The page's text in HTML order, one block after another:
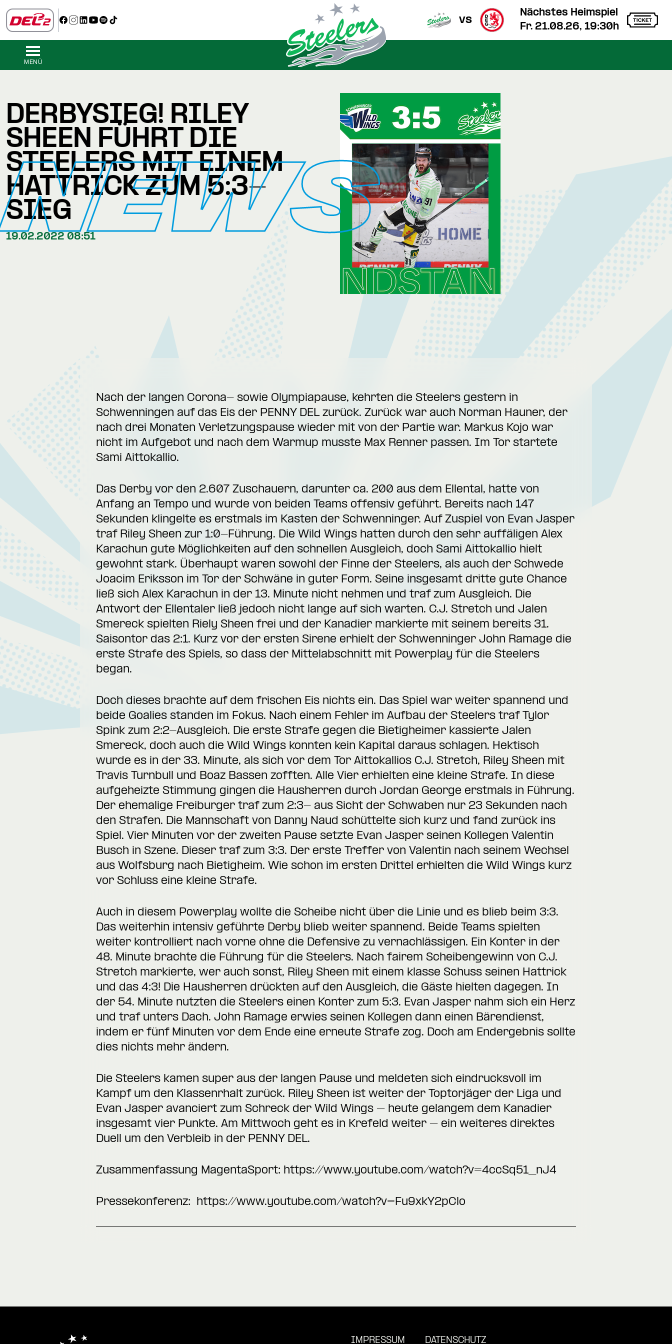
vs
Nächstes Heimspiel
Fr. 21.08.26, 19:30h
MENÜ
NEWS
DERBYSIEG! RILEY
SHEEN FÜHRT DIE
STEELERS MIT EINEM
HATTRICK ZUM 5:3-
SIEG
19.02.2022 08:51
Nach der langen Corona- sowie Olympiapause, kehrten die Steelers gestern in
Schwenningen auf das Eis der PENNY DEL zurück. Zurück war auch Norman Hauner, der
nach drei Monaten Verletzungspause wieder mit von der Partie war. Markus Kojo war
nicht im Aufgebot und nach dem Warmup musste Max Renner passen. Im Tor startete
Sami Aittokallio.
Das Derby vor den 2.607 Zuschauern, darunter ca. 200 aus dem Ellental, hatte von
Anfang an Tempo und wurde von beiden Teams offensiv geführt. Bereits nach 147
Sekunden klingelte es erstmals im Kasten der Schwenninger. Auf Zuspiel von Evan Jasper
traf Riley Sheen zur 1:0-Führung. Die Wild Wings hatten durch den sehr auffäligen Alex
Karachun gute Möglichkeiten auf den schnellen Ausgleich, doch Sami Aittokallio hielt
gewohnt stark. Überhaupt waren sowohl der Finne der Steelers, als auch der Schwede
Joacim Eriksson im Tor der Schwäne in guter Form. Seine insgesamt dritte gute Chance
ließ sich Alex Karachun in der 13. Minute nicht nehmen und traf zum Ausgleich. Die
Antwort der Ellentaler ließ jedoch nicht lange auf sich warten. C.J. Stretch und Jalen
Smereck spielten Riely Sheen frei und der Kanadier markierte mit seinem bereits 31.
Saisontor das 2:1. Kurz vor der ersten Sirene erhielt der Schwenninger John Ramage die
erste Strafe des Spiels, so dass der Mittelabschnitt mit Powerplay für die Steelers
began.
Doch dieses brachte auf dem frischen Eis nichts ein. Das Spiel war weiter spannend und
beide Goalies standen im Fokus. Nach einem Fehler im Aufbau der Steelers traf Tylor
Spink zum 2:2-Ausgleich. Die erste Strafe gegen die Bietigheimer kassierte Jalen
Smereck, doch auch die Wild Wings konnten kein Kapital daraus schlagen. Hektisch
wurde es in der 33. Minute, als sich vor dem Tor Aittokallios C.J. Stretch, Riley Sheen mit
Travis Turnbull und Boaz Bassen zofften. Alle Vier erhielten eine kleine Strafe. In diese
aufgeheizte Stimmung gingen die Hausherren durch Jordan George erstmals in Führung.
Der ehemalige Freiburger traf zum 2:3- aus Sicht der Schwaben nur 23 Sekunden nach
den Strafen. Die Mannschaft von Danny Naud schüttelte sich kurz und fand zurück ins
Spiel. Vier Minuten vor der zweiten Pause setzte Evan Jasper seinen Kollegen Valentin
Busch in Szene. Dieser traf zum 3:3. Der erste Treffer von Valentin nach seinem Wechsel
aus Wolfsburg nach Bietigheim. Wie schon im ersten Drittel erhielten die Wild Wings kurz
vor Schluss eine kleine Strafe.
Auch in diesem Powerplay wollte die Scheibe nicht über die Linie und es blieb beim 3:3.
Das weiterhin intensiv geführte Derby blieb weiter spannend. Beide Teams spielten
weiter kontrolliert nach vorne ohne die Defensive zu vernachlässigen. Ein Konter in der
48. Minute brachte die Führung für die Steelers. Nach fairem Scheibengewinn von C.J.
Stretch markierte, wer auch sonst, Riley Sheen mit einem klasse Schuss seinen Hattrick
und das 4:3! Die Hausherren drückten auf den Ausgleich, die Gäste hielten dagegen. In
der 54. Minute nutzten die Steelers einen Konter zum 5:3. Evan Jasper nahm sich ein Herz
und traf unters Dach. John Ramage erwies seinen Kollegen dann einen Bärendienst,
indem er fünf Minuten vor dem Ende eine erneute Strafe zog. Doch am Endergebnis sollte
dies nichts mehr ändern.
Die Steelers kamen super aus der langen Pause und meldeten sich eindrucksvoll im
Kampf um den Klassenrhalt zurück. Riley Sheen ist weiter der Toptorjäger der Liga und
Evan Jasper avanciert zum Schreck der Wild Wings – heute gelangem dem Kanadier
insgesamt vier Punkte. Am Mittwoch geht es in Krefeld weiter – ein weiteres direktes
Duell um den Verbleib in der PENNY DEL.
Zusammenfassung MagentaSport: https://www.youtube.com/watch?v=4ccSq51_nJ4
Pressekonferenz: https://www.youtube.com/watch?v=Fu9xkY2pClo
IMPRESSUM DATENSCHUTZ